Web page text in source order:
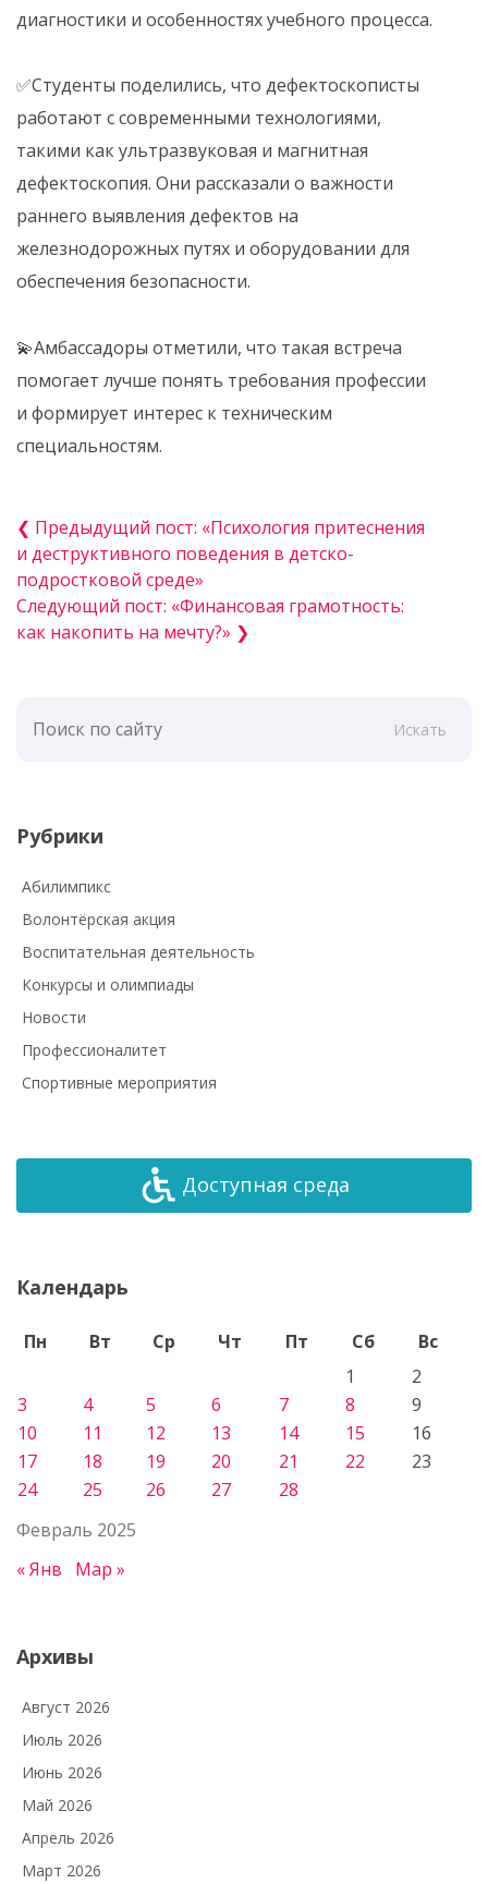
диагностики и особенностях учебного процесса.
✅Студенты поделились, что дефектоскописты
работают с современными технологиями,
такими как ультразвуковая и магнитная
дефектоскопия. Они рассказали о важности
раннего выявления дефектов на
железнодорожных путях и оборудовании для
обеспечения безопасности.
💫Амбассадоры отметили, что такая встреча
помогает лучше понять требования профессии
и формирует интерес к техническим
специальностям.
❮ Предыдущий пост: «Психология притеснения
и деструктивного поведения в детско-
подростковой среде»
Следующий пост: «Финансовая грамотность:
как накопить на мечту?» ❯
Искать
Рубрики
Абилимпикс
Волонтёрская акция
Воспитательная деятельность
Конкурсы и олимпиады
Новости
Профессионалитет
Спортивные мероприятия
Доступная среда
Календарь
Февраль 2025
Пн Вт Ср Чт Пт Сб
Вс
1
2
3
4 5 6 7 8
9
10
11 12 13 14 15
16
17
18 19 20 21 22
23
24
25 26 27 28
« Янв Мар »
Архивы
Август 2026
Июль 2026
Июнь 2026
Май 2026
Апрель 2026
Март 2026